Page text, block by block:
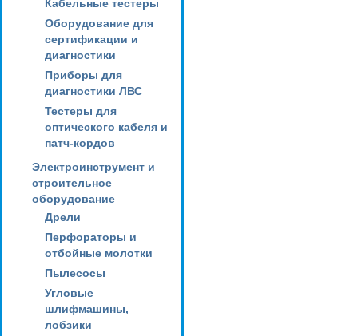
Кабельные тестеры
Оборудование для
сертификации и
диагностики
Приборы для
диагностики ЛВС
Тестеры для
оптического кабеля и
патч-кордов
Электроинструмент и
строительное
оборудование
Дрели
Перфораторы и
отбойные молотки
Пылесосы
Угловые
шлифмашины,
лобзики